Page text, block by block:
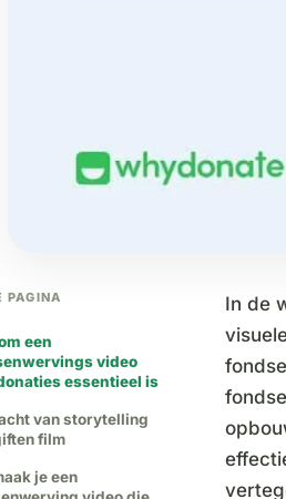
PAGINA
een
video
essentieel is
van storytelling
film
je een
In de